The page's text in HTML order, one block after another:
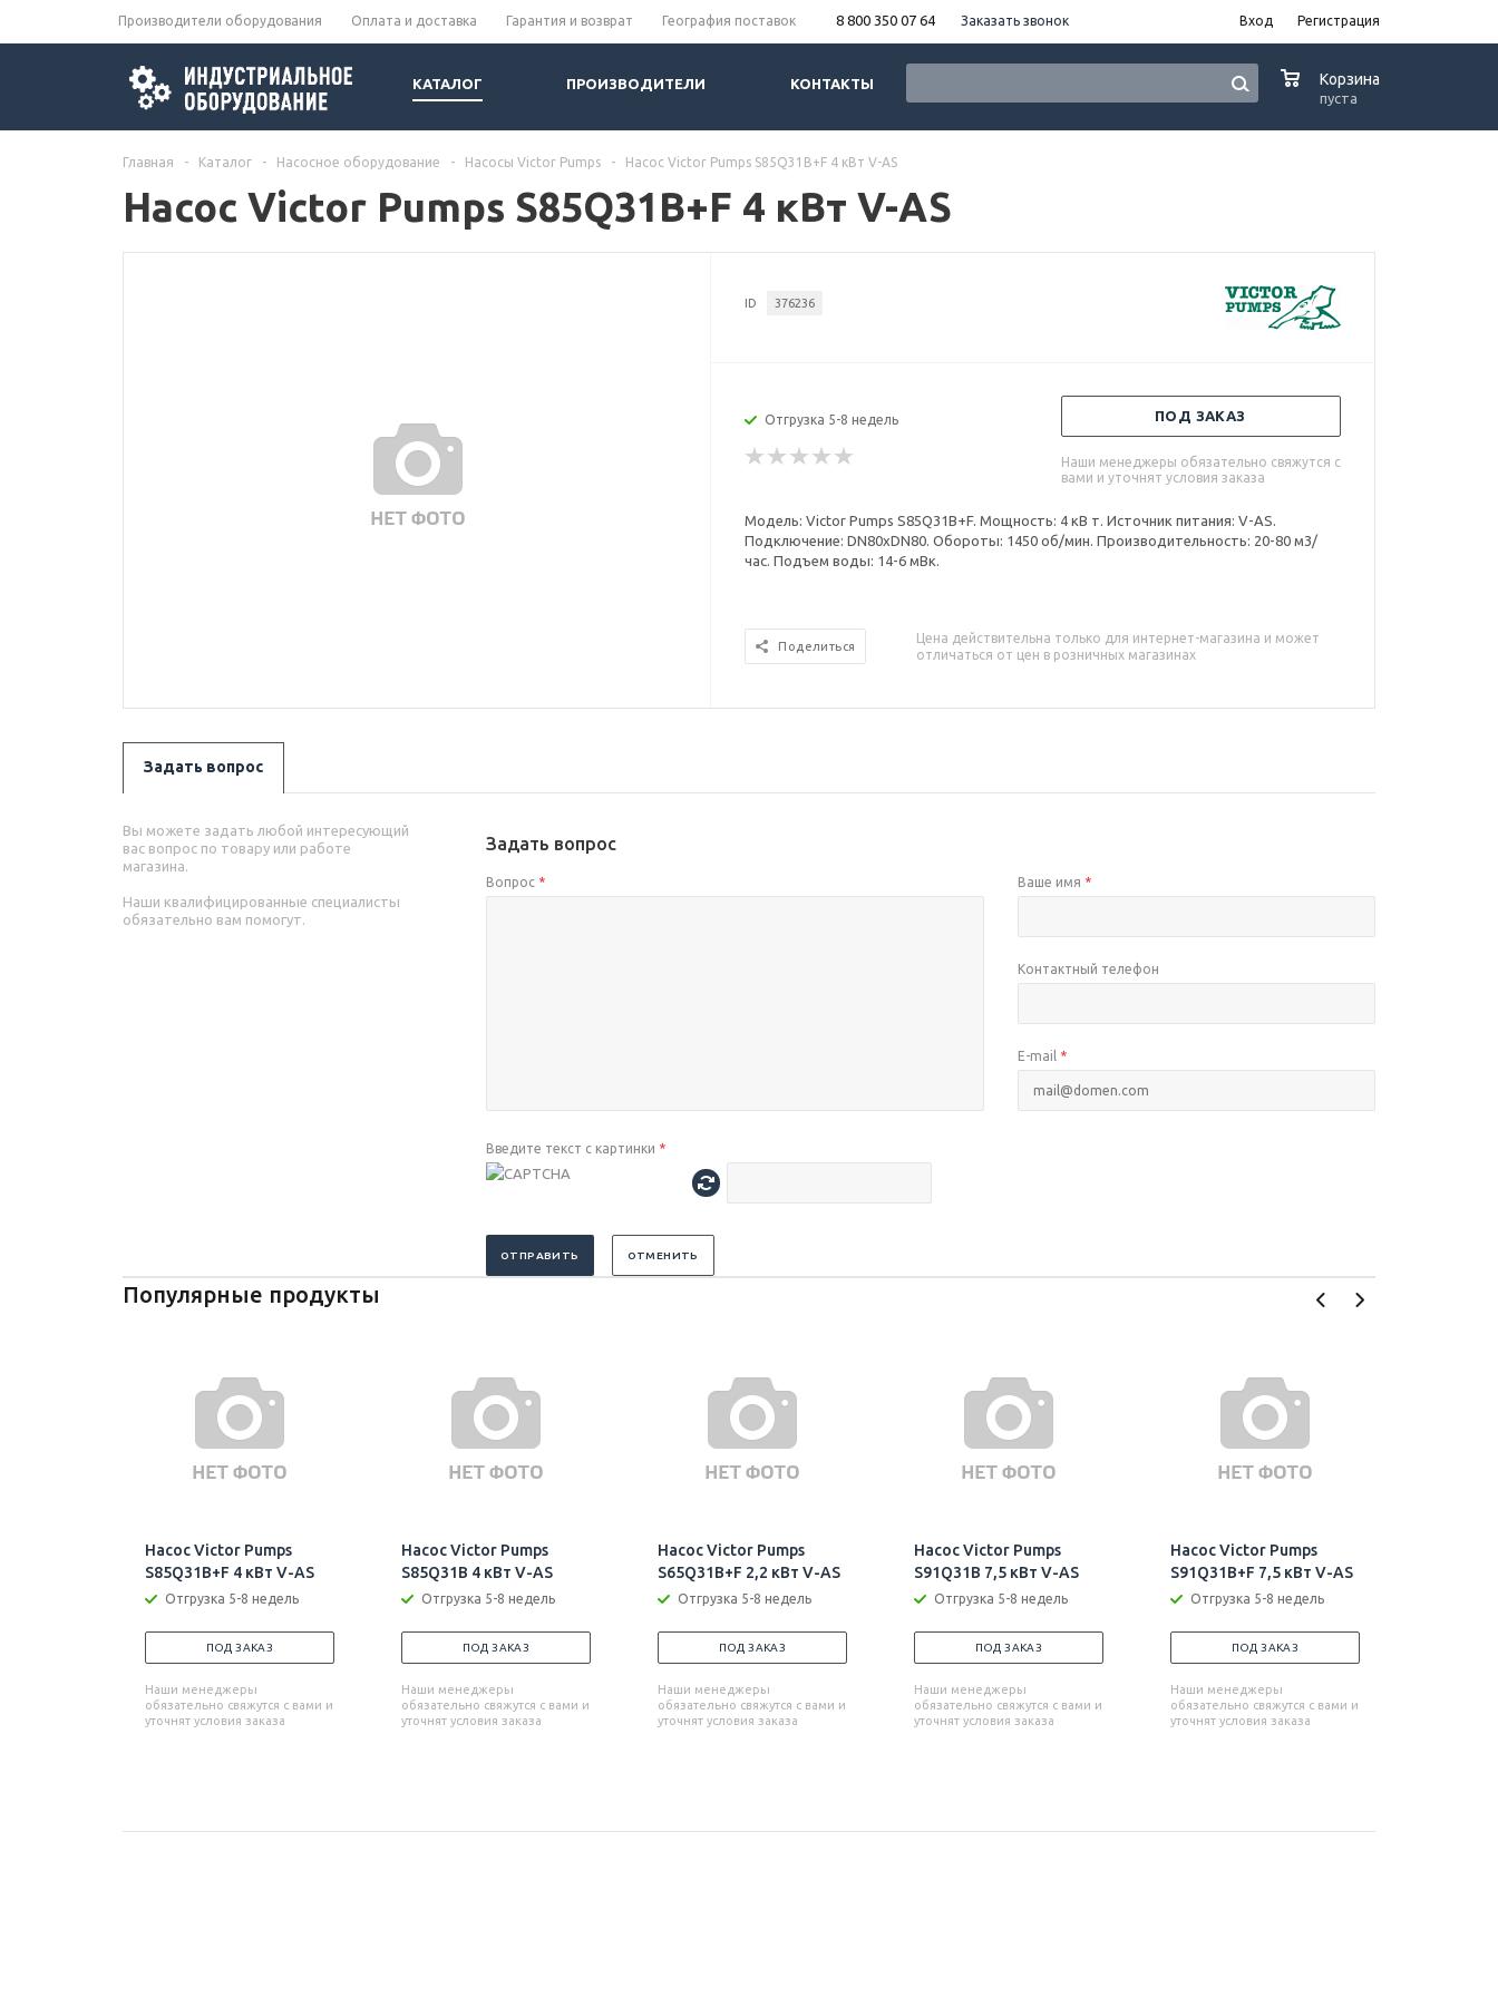
Производители оборудования Оплата и доставка Гарантия и возврат География поставок 8 800 350 07 64 Заказать звонок Вход Регистрация
КАТАЛОГ ПРОИЗВОДИТЕЛИ КОНТАКТЫ Корзина
пуста
Главная - Каталог - Насосное оборудование - Насосы Victor Pumps - Насос Victor Pumps S85Q31B+F 4 кВт V-AS
Насос Victor Pumps S85Q31B+F 4 кВт V-AS
ID 376236
Отгрузка 5-8 недель ПОД ЗАКАЗ
Наши менеджеры обязательно свяжутся с
вами и уточнят условия заказа
Модель: Victor Pumps S85Q31B+F. Мощность: 4 кВ т. Источник питания: V-AS.
Подключение: DN80xDN80. Обороты: 1450 об/мин. Производительность: 20-80 м3/
час. Подъем воды: 14-6 мВк.
Поделиться
Цена действительна только для интернет-магазина и может
отличаться от цен в розничных магазинах
Задать вопрос
Вы можете задать любой интересующий
вас вопрос по товару или работе
магазина.
Наши квалифицированные специалисты
обязательно вам помогут.
Задать вопрос
Вопрос * Ваше имя *
Контактный телефон
E-mail *
Введите текст с картинки *
ОТПРАВИТЬ ОТМЕНИТЬ
Популярные продукты
Насос Victor Pumps
S85Q31B+F 4 кВт V-AS
Отгрузка 5-8 недель
ПОД ЗАКАЗ
Наши менеджеры
обязательно свяжутся с вами и
уточнят условия заказа
Насос Victor Pumps
S85Q31B 4 кВт V-AS
Отгрузка 5-8 недель
ПОД ЗАКАЗ
Наши менеджеры
обязательно свяжутся с вами и
уточнят условия заказа
Насос Victor Pumps
S65Q31B+F 2,2 кВт V-AS
Отгрузка 5-8 недель
ПОД ЗАКАЗ
Наши менеджеры
обязательно свяжутся с вами и
уточнят условия заказа
Насос Victor Pumps
S91Q31B 7,5 кВт V-AS
Отгрузка 5-8 недель
ПОД ЗАКАЗ
Наши менеджеры
обязательно свяжутся с вами и
уточнят условия заказа
Насос Victor Pumps
S91Q31B+F 7,5 кВт V-AS
Отгрузка 5-8 недель
ПОД ЗАКАЗ
Наши менеджеры
обязательно свяжутся с вами и
уточнят условия заказа